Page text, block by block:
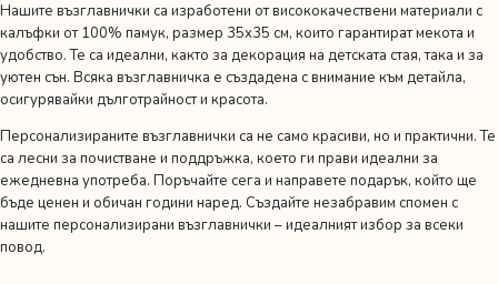
Нашите възглавнички са изработени от висококачествени материали с
калъфки от 100% памук, размер 35х35 см, които гарантират мекота и
удобство. Те са идеални, както за декорация на детската стая, така и за
уютен сън. Всяка възглавничка е създадена с внимание към детайла,
осигурявайки дълготрайност и красота.
Персонализираните възглавнички са не само красиви, но и практични. Те
са лесни за почистване и поддръжка, което ги прави идеални за
ежедневна употреба. Поръчайте сега и направете подарък, който ще
бъде ценен и обичан години наред. Създайте незабравим спомен с
нашите персонализирани възглавнички – идеалният избор за всеки
повод.